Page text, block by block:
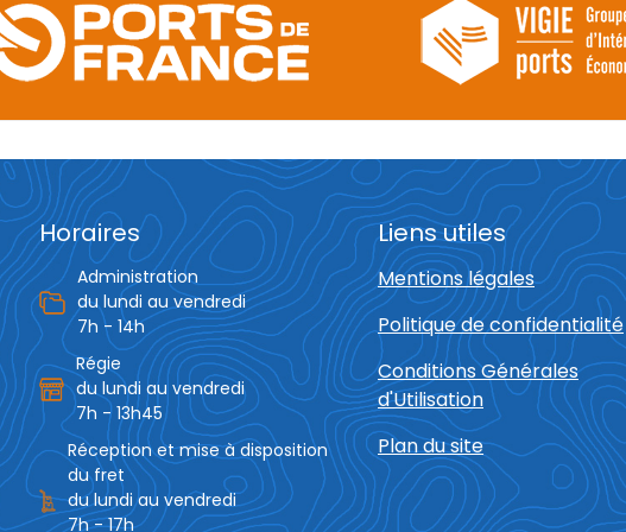
Horaires
Administration
du lundi au vendredi
7h - 14h
Régie
du lundi au vendredi
7h - 13h45
Réception et mise à disposition
du fret
du lundi au vendredi
7h - 17h
Liens utiles
Mentions légales
Politique de confidentialité
Conditions Générales
d'Utilisation
Plan du site